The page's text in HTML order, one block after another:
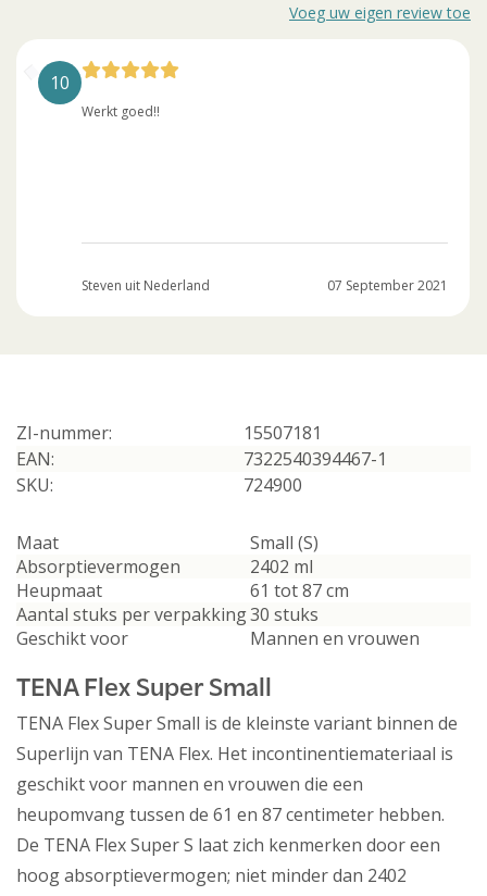
Voeg uw eigen review toe
10
Werkt goed!!
Steven uit Nederland 07 September 2021
ZI-nummer:
15507181
EAN:
7322540394467-1
SKU:
724900
Maat
Small (S)
Absorptievermogen
2402 ml
Heupmaat
61 tot 87 cm
Aantal stuks per verpakking30 stuks
Geschikt voor
Mannen en vrouwen
TENA Flex Super Small
TENA Flex Super Small is de kleinste variant binnen de
Superlijn van TENA Flex. Het incontinentiemateriaal is
geschikt voor mannen en vrouwen die een
heupomvang tussen de 61 en 87 centimeter hebben.
De TENA Flex Super S laat zich kenmerken door een
hoog absorptievermogen; niet minder dan 2402